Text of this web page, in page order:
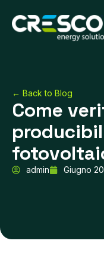
← Back to Blog
Come
admin Giugno